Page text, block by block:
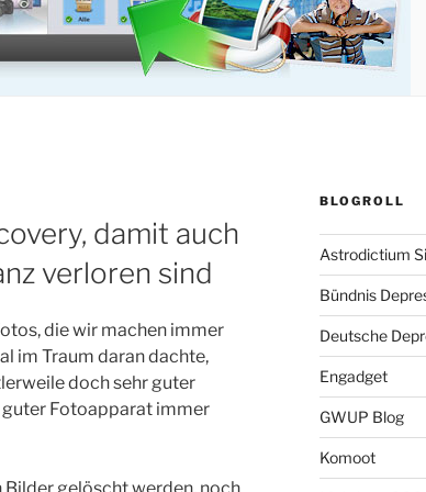
damit auch
verloren sind
die wir machen immer
im Traum daran dachte,
doch sehr guter
Fotoapparat immer
BLOGROLL
Astrodictium
Bündnis
Deutsche
Engadget
GWUP Blog
Komoot